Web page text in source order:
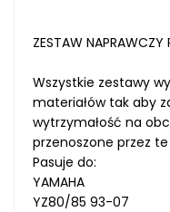
ZESTAW
Wszystkie zestawy
materiałów tak aby
wytrzymałość na
przenoszone przez
Pasuje do:
YAMAHA
YZ80/85 93-07